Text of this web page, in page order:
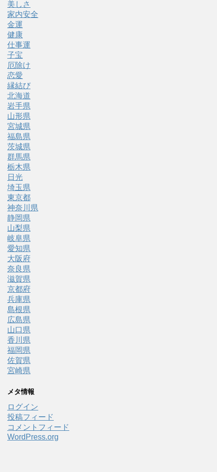
美しさ
家内安全
金運
健康
仕事運
子宝
厄除け
恋愛
縁結び
北海道
岩手県
山形県
宮城県
福島県
茨城県
群馬県
栃木県
日光
埼玉県
東京都
神奈川県
静岡県
山梨県
岐阜県
愛知県
大阪府
奈良県
滋賀県
京都府
兵庫県
島根県
広島県
山口県
香川県
福岡県
佐賀県
宮崎県
メタ情報
ログイン
投稿フィード
コメントフィード
WordPress.org